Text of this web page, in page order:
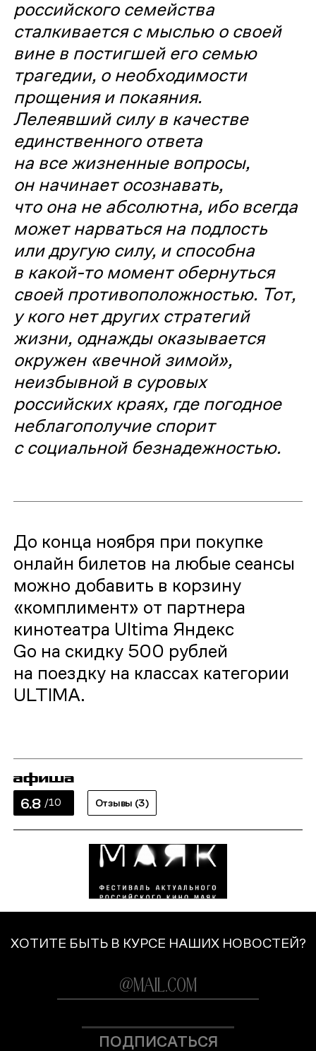
российского семейства
сталкивается с мыслью о своей
вине в постигшей его семью
трагедии, о необходимости
прощения и покаяния.
Лелеявший силу в качестве
единственного ответа
на все жизненные вопросы,
он начинает осознавать,
что она не абсолютна, ибо всегда
может нарваться на подлость
или другую силу, и способна
в какой-то момент обернуться
своей противоположностью. Тот,
у кого нет других стратегий
жизни, однажды оказывается
окружен «вечной зимой»,
неизбывной в суровых
российских краях, где погодное
неблагополучие спорит
с социальной безнадежностью.
До конца ноября при покупке
онлайн билетов на любые сеансы
можно добавить в корзину
«комплимент» от партнера
кинотеатра Ultima Яндекс
Go на скидку 500 рублей
на поездку на классах категории
ULTIMA.
6.8 /10 Отзывы (3)
ХОТИТЕ БЫТЬ В КУРСЕ НАШИХ НОВОСТЕЙ?
ПОДПИСАТЬСЯ